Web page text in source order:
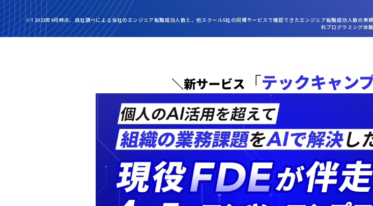
※1 2023年9月時点、自社調べによる当社のエンジニア転職成功人数と、他スクール5社の同種サービスで確認できたエンジニア転職成功人数の
料プログラミング体